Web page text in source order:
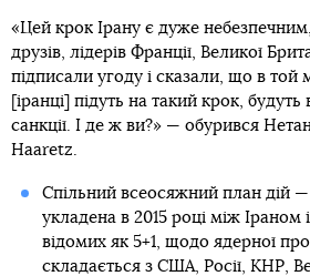
«Цей крок Ірану є дуже
друзів, лідерів Франції, Великої
підписали угоду і сказали, що в
[іранці] підуть на такий крок, будуть
санкції. І де ж ви?» — обурився
Haaretz.
Спільний всеосяжний план дій —
укладена в 2015 році між Іраном
відомих як 5+1, щодо ядерної
складається з США, Росії, КНР,